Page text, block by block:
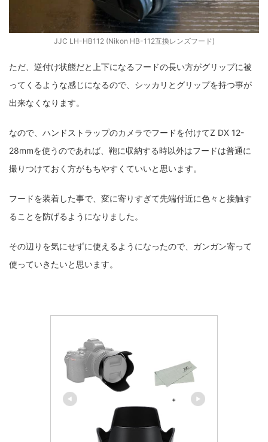
JJC LH-HB112 (Nikon HB-112互換レンズフード)
ただ、逆付け状態だと上下になるフードの長い方がグリップに被
ってくるような感じになるので、シッカリとグリップを持つ事が
出来なくなります。
なので、ハンドストラップのカメラでフードを付けてZ DX 12-
28mmを使うのであれば、鞄に収納する時以外はフードは普通に
撮りつけておく方がもちやすくていいと思います。
フードを装着した事で、変に寄りすぎて先端付近に色々と接触す
ることを防げるようになりました。
その辺りを気にせずに使えるようになったので、ガンガン寄って
使っていきたいと思います。